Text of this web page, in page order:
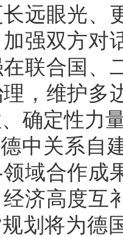
远眼光、
强双方对
联合国、
，维护多
确定性力
中关系自
领域合作成
济高度互
划将为德